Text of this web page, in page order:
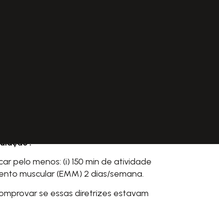
pelo menos: (i) 150 min de atividade
muscular (EMM) 2 dias/semana.
se essas diretrizes estavam